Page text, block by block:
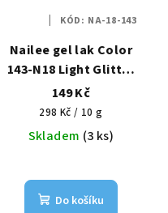
Nailee gel lak Color
143-N18 Light Glitter
– Hvězdný prach
HEMA Free 6g
149 Kč
Měrná
cena:
298 Kč / 10 g
Skladem (3 ks)
Do košíku
KÓD: NA-18-143